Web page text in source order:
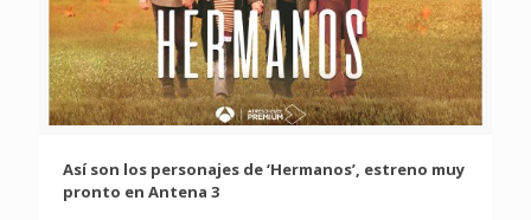
Así son los personajes de ‘Hermanos’, estreno muy
pronto en Antena 3